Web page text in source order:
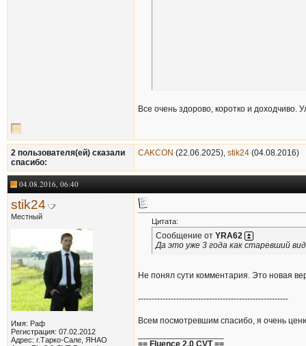
Все очень здорово, коротко и
2 пользователя(ей) сказали
cпасибо:
CAKCON (22.06.2025), stik24 (04.08.2016)
04.08.2016, 06:40
stik24
Местный
Имя: Раф
Регистрация: 07.02.2012
Адрес: г.Тарко-Сале, ЯНАО
Цитата:
Сообщение от YRA62
Да это уже 3 года как старевший
Не понял сути комментария. Это новая
-------------------------------------------------------
Всем посмотревшим спасибо, я очень
== Fluence 2.0 CVT ==